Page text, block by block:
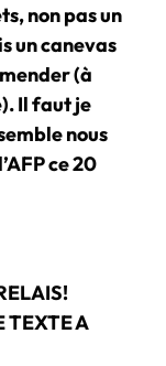
non pas un
un canevas
(à
Il faut je
nous
ce 20
TEXTE A